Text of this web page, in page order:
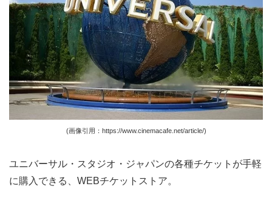
(画像引用：https://www.cinemacafe.net/article/)
ユニバーサル・スタジオ・ジャパンの各種チケットが手軽
に購入できる、WEBチケットストア。